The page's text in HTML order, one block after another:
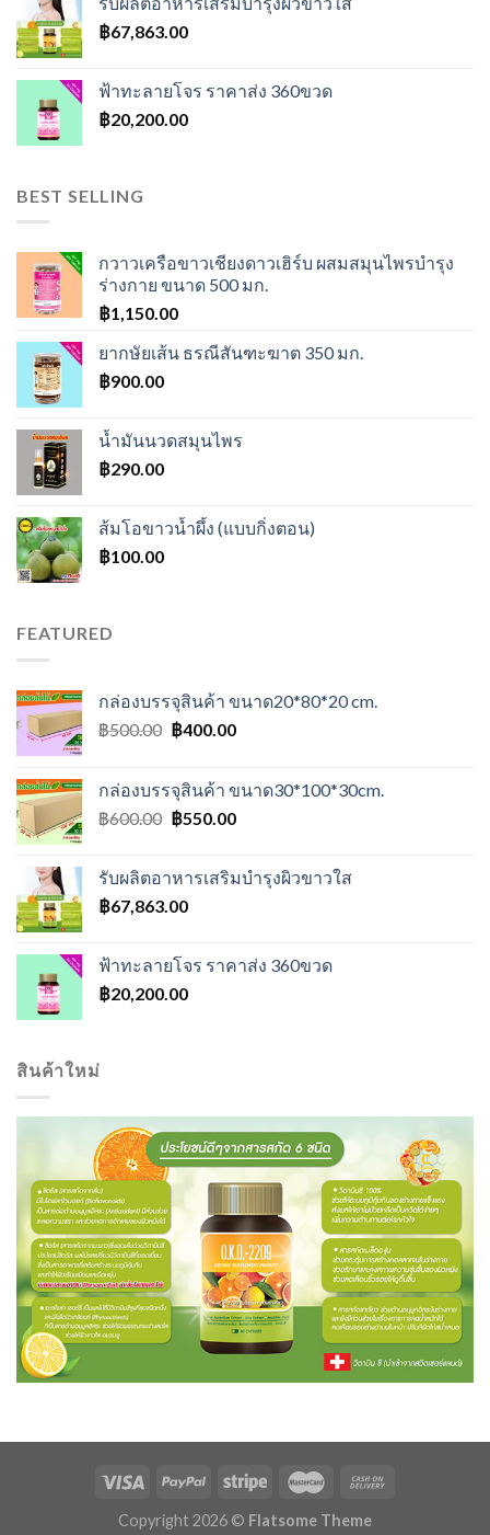
฿600.00.฿550.00.
฿67,863.00
ฟ้าทะลายโจร ราคาส่ง 360ขวด
฿20,200.00
BEST SELLING
กวาวเครือขาวเชียงดาวเฮิร์บ ผสมสมุนไพรบำรุง
ร่างกาย ขนาด 500 มก.
฿1,150.00
ยากษัยเส้น ธรณีสันฑะฆาต 350 มก.
฿900.00
น้ำมันนวดสมุนไพร
฿290.00
ส้มโอขาวน้ำผึ้ง (แบบกิ่งตอน)
฿100.00
FEATURED
กล่องบรรจุสินค้า ขนาด20*80*20 cm.
฿500.00 Original
฿500.00.
฿400.00Current
฿400.00.
กล่องบรรจุสินค้า ขนาด30*100*30cm.
฿600.00 Original
฿600.00.
฿550.00Current
฿550.00.
รับผลิตอาหารเสริมบำรุงผิวขาวใส
฿67,863.00
ฟ้าทะลายโจร ราคาส่ง 360ขวด
฿20,200.00
สินค้าใหม่
Copyright 2026 © Flatsome Theme